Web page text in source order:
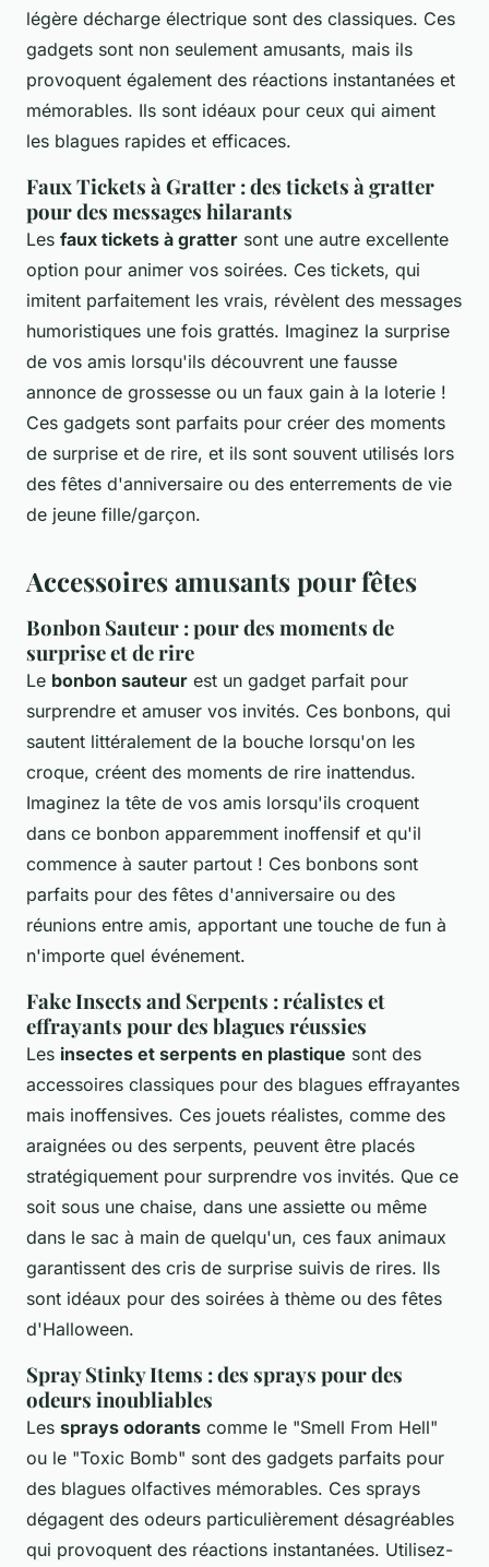
légère décharge électrique sont des classiques. Ces
gadgets sont non seulement amusants, mais ils
provoquent également des réactions instantanées et
mémorables. Ils sont idéaux pour ceux qui aiment
les blagues rapides et efficaces.
Faux Tickets à Gratter : des tickets à gratter
pour des messages hilarants
Les faux tickets à gratter sont une autre excellente
option pour animer vos soirées. Ces tickets, qui
imitent parfaitement les vrais, révèlent des messages
humoristiques une fois grattés. Imaginez la surprise
de vos amis lorsqu'ils découvrent une fausse
annonce de grossesse ou un faux gain à la loterie !
Ces gadgets sont parfaits pour créer des moments
de surprise et de rire, et ils sont souvent utilisés lors
des fêtes d'anniversaire ou des enterrements de vie
de jeune fille/garçon.
Accessoires amusants pour fêtes
Bonbon Sauteur : pour des moments de
surprise et de rire
Le bonbon sauteur est un gadget parfait pour
surprendre et amuser vos invités. Ces bonbons, qui
sautent littéralement de la bouche lorsqu'on les
croque, créent des moments de rire inattendus.
Imaginez la tête de vos amis lorsqu'ils croquent
dans ce bonbon apparemment inoffensif et qu'il
commence à sauter partout ! Ces bonbons sont
parfaits pour des fêtes d'anniversaire ou des
réunions entre amis, apportant une touche de fun à
n'importe quel événement.
Fake Insects and Serpents : réalistes et
effrayants pour des blagues réussies
Les insectes et serpents en plastique sont des
accessoires classiques pour des blagues effrayantes
mais inoffensives. Ces jouets réalistes, comme des
araignées ou des serpents, peuvent être placés
stratégiquement pour surprendre vos invités. Que ce
soit sous une chaise, dans une assiette ou même
dans le sac à main de quelqu'un, ces faux animaux
garantissent des cris de surprise suivis de rires. Ils
sont idéaux pour des soirées à thème ou des fêtes
d'Halloween.
Spray Stinky Items : des sprays pour des
odeurs inoubliables
Les sprays odorants comme le "Smell From Hell"
ou le "Toxic Bomb" sont des gadgets parfaits pour
des blagues olfactives mémorables. Ces sprays
dégagent des odeurs particulièrement désagréables
qui provoquent des réactions instantanées. Utilisez-